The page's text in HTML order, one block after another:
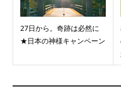
27日から。奇跡は必然に
★日本の神様キャンペーン